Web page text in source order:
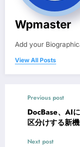
Wpmaster
Add your
View All Posts
Previous post
DocBase、AI
区分けする新
Next post